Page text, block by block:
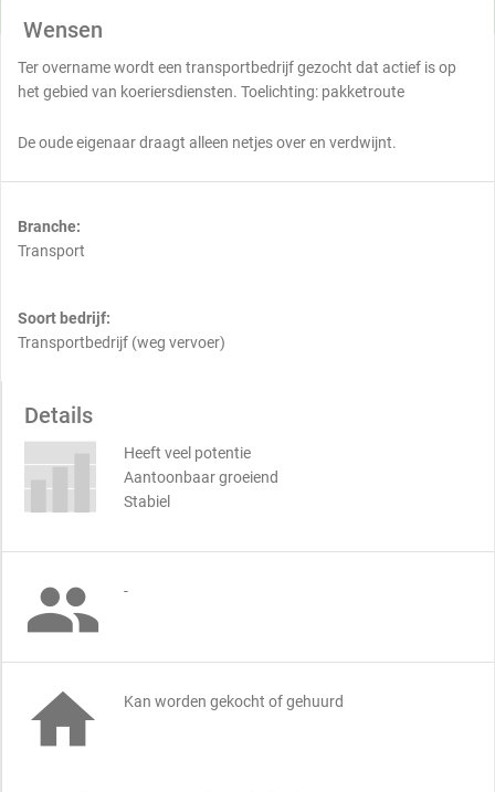
Wensen
Ter overname wordt een transportbedrijf gezocht dat actief is op
het gebied van koeriersdiensten. Toelichting: pakketroute
De oude eigenaar draagt alleen netjes over en verdwijnt.
Branche:
Transport
Soort bedrijf:
Transportbedrijf (weg vervoer)
Details
Heeft veel potentie
Aantoonbaar groeiend
Stabiel
 -
 Kan worden gekocht of gehuurd